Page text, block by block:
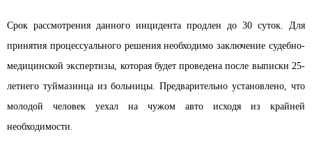
Срок рассмотрения данного инцидента продлен до 30 суток. Для
принятия процессуального решения необходимо заключение судебно-
медицинской экспертизы, которая будет проведена после выписки 25-
летнего туймазинца из больницы. Предварительно установлено, что
молодой человек уехал на чужом авто исходя из крайней
необходимости.